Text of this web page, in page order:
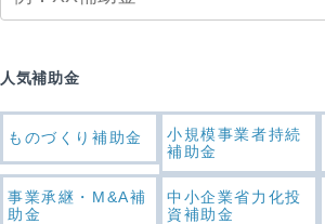
人気補助金
ものづくり補助金
小規模事業者持続
補助金
事業承継・M&A補
助金
中小企業省力化投
資補助金